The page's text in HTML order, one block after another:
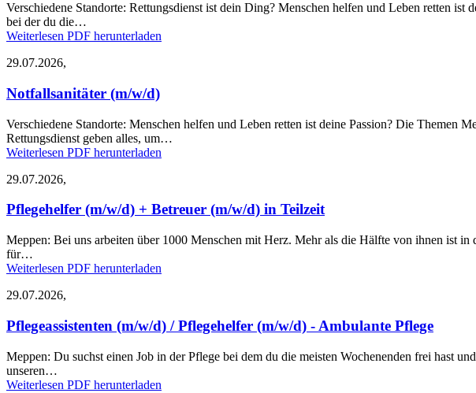
Verschiedene Standorte: Rettungsdienst ist dein Ding? Menschen helfen und Leben retten ist
bei der du die…
Weiterlesen PDF herunterladen
29.07.2026,
Notfallsanitäter (m/w/d)
Verschiedene Standorte: Menschen helfen und Leben retten ist deine Passion? Die Themen
Rettungsdienst geben alles, um…
Weiterlesen PDF herunterladen
29.07.2026,
Pflegehelfer (m/w/d) + Betreuer (m/w/d) in Teilzeit
Meppen: Bei uns arbeiten über 1000 Menschen mit Herz. Mehr als die Hälfte von ihnen ist
für…
Weiterlesen PDF herunterladen
29.07.2026,
Pflegeassistenten (m/w/d) / Pflegehelfer (m/w/d) - Ambulante Pflege
Meppen: Du suchst einen Job in der Pflege bei dem du die meisten Wochenenden frei hast
unseren…
Weiterlesen PDF herunterladen